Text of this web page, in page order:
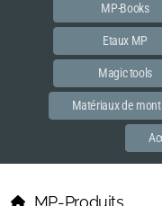
MP-Books
Etaux MP
Magic tools
Matériaux de
MP-Produits
MASTER
Habillements et bags
MP-Books